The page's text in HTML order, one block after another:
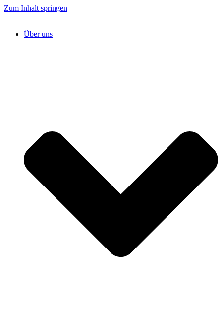
Zum Inhalt springen
Über uns